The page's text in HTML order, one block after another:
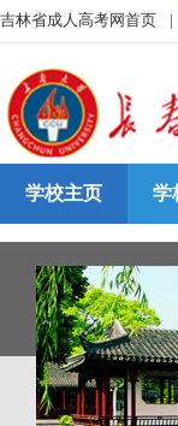
吉林省成人高考网首页 |
学校主页 学